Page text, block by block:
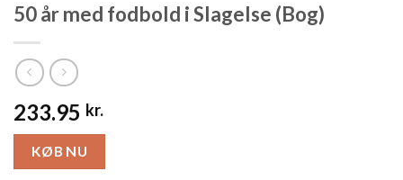
50 år med fodbold i Slagelse (Bog)
233.95 kr.
KØB NU